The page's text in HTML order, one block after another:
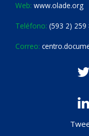
Web: www.olade.org
Teléfono: (593 2) 259
Correo: